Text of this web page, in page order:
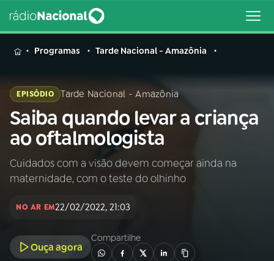
MENU
Buscar
na
Rádio
Nacional
Buscar
AO VIVO
Programas Tarde Nacional - Amazônia
EPISÓDIO Tarde Nacional - Amazônia
Saiba quando levar a criança
ao oftalmologista
Cuidados com a visão devem começar ainda na
maternidade, com o teste do olhinho
NO AR EM22/02/2022, 21:03
Ouça agora
Compartilhe